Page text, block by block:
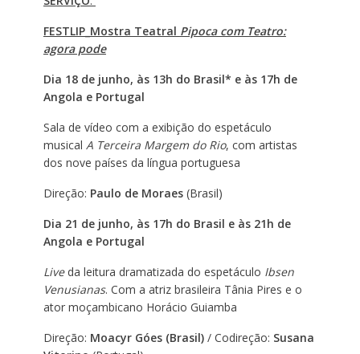
FESTLIP_Mostra Teatral Pipoca com Teatro:
agora pode
Dia 18 de junho, às 13h do Brasil* e às 17h de
Angola e Portugal
Sala de vídeo com a exibição do espetáculo
musical A Terceira Margem do Rio, com artistas
dos nove países da língua portuguesa
Direção: Paulo de Moraes (Brasil)
Dia 21 de junho, às 17h do Brasil e às 21h de
Angola e Portugal
Live da leitura dramatizada do espetáculo Ibsen
Venusianas. Com a atriz brasileira Tânia Pires e o
ator moçambicano Horácio Guiamba
Direção: Moacyr Góes (Brasil)/ Codireção: Susana